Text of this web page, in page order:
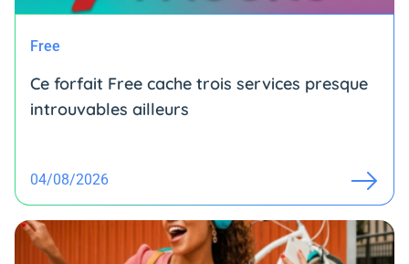
Free
Ce forfait Free cache trois services presque
introuvables ailleurs
04/08/2026